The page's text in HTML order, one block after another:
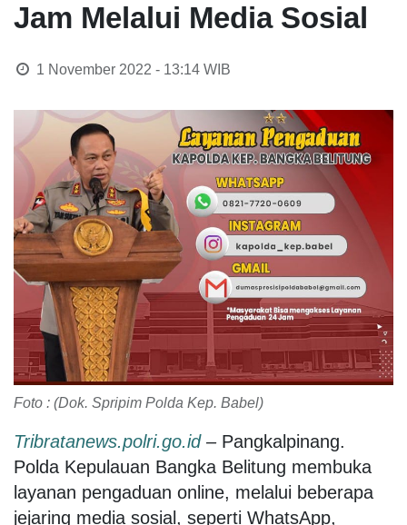
Jam Melalui Media Sosial
1 November 2022 - 13:14WIB
Foto : (Dok. Spripim Polda Kep. Babel)
Tribratanews.polri.go.id –Pangkalpinang.
Polda Kepulauan Bangka Belitung membuka
layanan pengaduan online, melalui beberapa
jejaring media sosial, seperti WhatsApp,